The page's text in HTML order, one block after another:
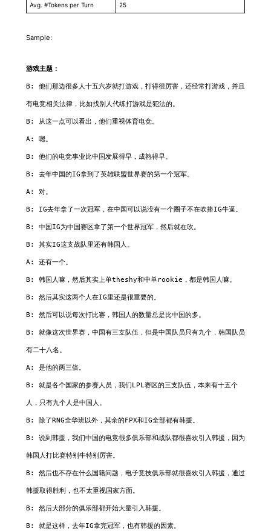
Avg. #Tokens per Turn 25
Sample:
游戏主题：
B: 他们那边很多人十五六岁就打游戏，打得很厉害，还经常打游戏，并且
有电竞相关法律，比如找别人代练打游戏是犯法的。
B: 从这一点可以看出，他们重视体育电竞。
A: 嗯。
B: 他们的电竞事业比中国发展得早，成熟得早。
B: 去年中国的IG拿到了英雄联盟世界赛的第一个冠军。
A: 对。
B: IG去年拿了一次冠军，在中国可以说没有一个圈子不在吹捧IG牛逼。
B: 中国IG为中国赛区拿了第一个世界冠军，然后就在吹。
B: 其实IG这支战队里还有韩国人。
A: 还有一个。
B: 韩国人嘛，然后其实上单theshy和中单rookie，都是韩国人嘛。
B: 然后其实这两个人在IG里还是很重要的。
B: 然后可以说每次打比赛，韩国人的数量总是比中国的多。
B: 就像这次世界赛，中国有三支队伍，但是中国队员只有九个，韩国队员
有二十八名。
A: 是他的两三倍。
B: 就是各个国家的参赛人员，我们LPL赛区的三支队伍，本来有十五个
人，只有九个人是中国人。
B: 除了RNG全华班以外，其余的FPX和IG全部都有韩援。
B: 说到韩援，我们中国的电竞很多俱乐部和战队都很喜欢引入韩援，因为
韩国人打比赛特别牛特别厉害。
B: 然后也不存在什么国籍问题，电子竞技俱乐部就很喜欢引入韩援，通过
韩援取得胜利，也不太重视国家方面。
B: 然后大部分的俱乐部都开始大量引入韩援。
B: 就是这样，去年IG拿完冠军，也有韩援的因素。